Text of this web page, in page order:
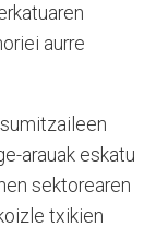
aurre
arauak eskatu
sektorearen
txikien